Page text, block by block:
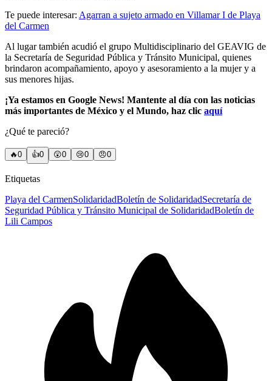
Te puede interesar: Agarran a sujeto armado en Villamar I de Playa
del Carmen
Al lugar también acudió el grupo Multidisciplinario del GEAVIG de
la Secretaría de Seguridad Pública y Tránsito Municipal, quienes
brindaron acompañamiento, apoyo y asesoramiento a la mujer y a
sus menores hijas.
¡Ya estamos en Google News! Mantente al día con las noticias
más importantes de México y el Mundo, haz clic aquí
¿Qué te pareció?
🔥0 👍0 😲0 😢0 😠0
Etiquetas
Playa del CarmenSolidaridadBoletín de SolidaridadSecretaría de
Seguridad Pública y Tránsito Municipal de SolidaridadBoletín de
Lili Campos